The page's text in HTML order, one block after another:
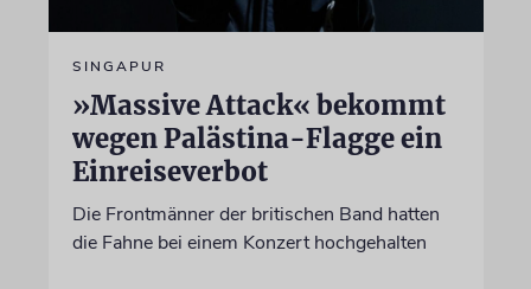
SINGAPUR
»Massive Attack« bekommt
wegen Palästina-Flagge ein
Einreiseverbot
Die Frontmänner der britischen Band hatten
die Fahne bei einem Konzert hochgehalten